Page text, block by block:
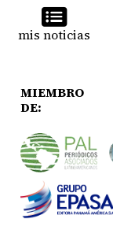
mis noticias
MIEMBRO
DE: